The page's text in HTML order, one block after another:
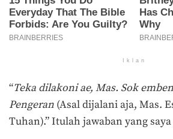
Iklan
“Teka dilakoni ae, Mas. Sok
Pengeran (Asal dijalani aja, Mas.
Tuhan).” Itulah jawaban yang